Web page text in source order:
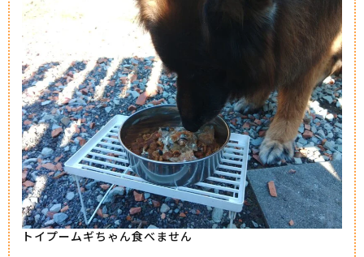
トイプームギちゃん食べません